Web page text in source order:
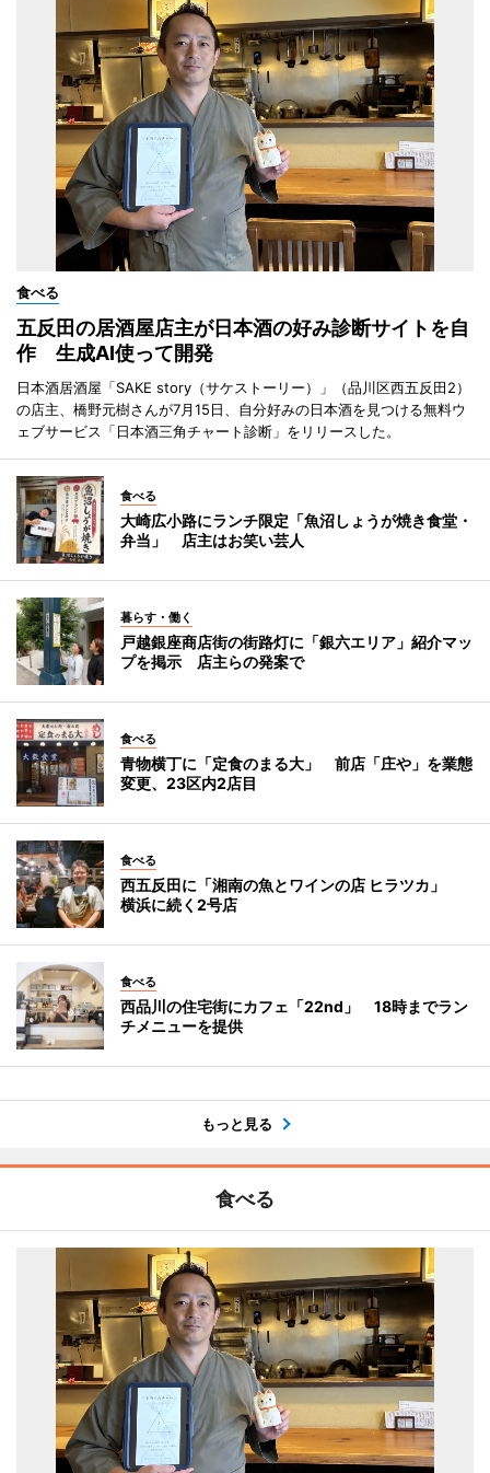
食べる
五反田の居酒屋店主が日本酒の好み診断サイトを自
作 生成AI使って開発
日本酒居酒屋「SAKE story（サケストーリー）」（品川区西五反田2）
の店主、橋野元樹さんが7月15日、自分好みの日本酒を見つける無料ウ
ェブサービス「日本酒三角チャート診断」をリリースした。
食べる
大崎広小路にランチ限定「魚沼しょうが焼き食堂・
弁当」 店主はお笑い芸人
暮らす・働く
戸越銀座商店街の街路灯に「銀六エリア」紹介マッ
プを掲示 店主らの発案で
食べる
青物横丁に「定食のまる大」 前店「庄や」を業態
変更、23区内2店目
食べる
西五反田に「湘南の魚とワインの店 ヒラツカ」
横浜に続く2号店
食べる
西品川の住宅街にカフェ「22nd」 18時までラン
チメニューを提供
もっと見る
食べる